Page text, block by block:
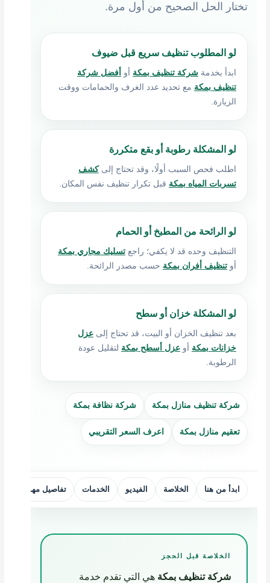
تختار الحل الصحيح من أول مرة.
لو المطلوب تنظيف سريع قبل ضيوف
ابدأ بخدمةشركة تنظيف بمكة أو أفضل شركة
تنظيف بمكة مع تحديد عدد الغرف والحمامات ووقت
الزيارة.
لو المشكلة رطوبة أو بقع متكررة
اطلب فحص السبب أولًا، وقد تحتاج إلىكشف
تسربات المياه بمكة قبل تكرار تنظيف نفس المكان.
لو الرائحة من المطبخ أو الحمام
التنظيف وحده قد لا يكفي؛ راجعتسليك مجاري بمكة
أوتنظيف أفران بمكة حسب مصدر الرائحة.
لو المشكلة خزان أو سطح
بعد تنظيف الخزان أو البيت، قد تحتاج إلىعزل
خزانات بمكة أوعزل أسطح بمكة لتقليل عودة
الرطوبة.
شركة تنظيف منازل بمكة شركة نظافة بمكة
تعقيم منازل بمكة اعرف السعر التقريبي
ابدأ من هنا الخلاصة الفيديو الخدمات تفاصيل مهمة
الخلاصة قبل الحجز
شركة تنظيف بمكة هي التي تقدم خدمة